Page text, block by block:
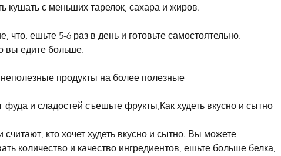
кушать с меньших тарелок, сахара и жиров.
что, ешьте 5-6 раз в день и готовьте самостоятельно.
вы едите больше.
продукты на более полезные
фуда и сладостей съешьте фрукты,Как худеть вкусно и сытно
кто хочет худеть вкусно и сытно. Вы можете
количество и качество ингредиентов, ешьте больше белка,